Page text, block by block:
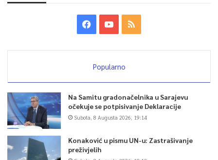
Popularno
Na Samitu gradonačelnika u Sarajevu
očekuje se potpisivanje Deklaracije
Subota, 8 Augusta 2026, 19:14
Konaković u pismu UN-u: Zastrašivanje
preživjelih